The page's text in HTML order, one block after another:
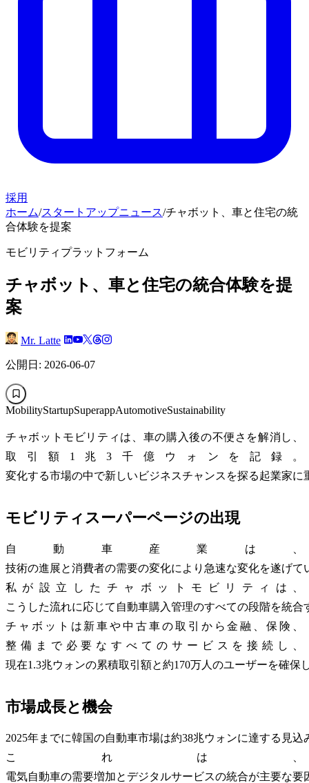
採用
ホーム/スタートアップニュース/チャボット、車と住宅の統
合体験を提案
モビリティプラットフォーム
チャボット、車と住宅の統合体験を提
案
Mr. Latte
公開日: 2026-06-07
MobilityStartupSuperappAutomotiveSustainability
チャボットモビリティは、車の購入後の不便さを解消し、
取引額1兆3千億ウォンを記録。
変化する市場の中で新しいビジネスチャンスを探る起業家
モビリティスーパーページの出現
自動車産業は、
技術の進展と消費者の需要の変化により急速な変化を遂げて
私が設立したチャボットモビリティは、
こうした流れに応じて自動車購入管理のすべての段階を統
チャボットは新車や中古車の取引から金融、保険、
整備まで必要なすべてのサービスを接続し、
現在1.3兆ウォンの累積取引額と約170万人のユーザーを確保
市場成長と機会
2025年までに韓国の自動車市場は約38兆ウォンに達する見込
これは、
電気自動車の需要増加とデジタルサービスの統合が主要な要